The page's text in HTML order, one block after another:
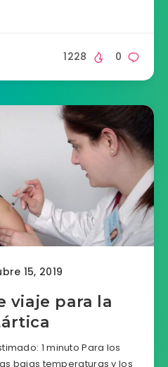
0
1228
15, 2019
viaje para la
1 minuto Para los
bajas temperaturas y los